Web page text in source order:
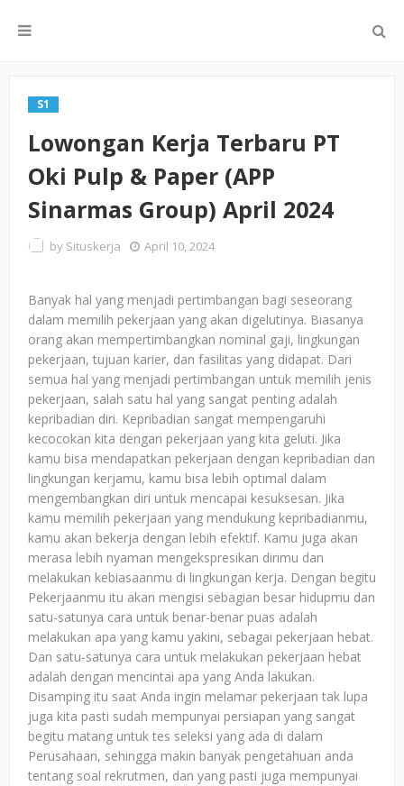
S1
Lowongan Kerja Terbaru PT
Oki Pulp & Paper (APP
Sinarmas Group) April 2024
by Situskerja April 10, 2024
Banyak hal yang menjadi pertimbangan bagi seseorang
dalam memilih pekerjaan yang akan digelutinya. Biasanya
orang akan mempertimbangkan nominal gaji, lingkungan
pekerjaan, tujuan karier, dan fasilitas yang didapat. Dari
semua hal yang menjadi pertimbangan untuk memilih jenis
pekerjaan, salah satu hal yang sangat penting adalah
kepribadian diri. Kepribadian sangat mempengaruhi
kecocokan kita dengan pekerjaan yang kita geluti. Jika
kamu bisa mendapatkan pekerjaan dengan kepribadian dan
lingkungan kerjamu, kamu bisa lebih optimal dalam
mengembangkan diri untuk mencapai kesuksesan. Jika
kamu memilih pekerjaan yang mendukung kepribadianmu,
kamu akan bekerja dengan lebih efektif. Kamu juga akan
merasa lebih nyaman mengekspresikan dirimu dan
melakukan kebiasaanmu di lingkungan kerja. Dengan begitu
Pekerjaanmu itu akan mengisi sebagian besar hidupmu dan
satu-satunya cara untuk benar-benar puas adalah
melakukan apa yang kamu yakini, sebagai pekerjaan hebat.
Dan satu-satunya cara untuk melakukan pekerjaan hebat
adalah dengan mencintai apa yang Anda lakukan.
Disamping itu saat Anda ingin melamar pekerjaan tak lupa
juga kita pasti sudah mempunyai persiapan yang sangat
begitu matang untuk tes seleksi yang ada di dalam
Perusahaan, sehingga makin banyak pengetahuan anda
tentang soal rekrutmen, dan yang pasti juga mempunyai